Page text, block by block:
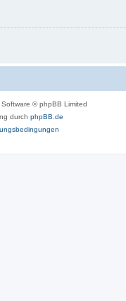
© phpBB Limited
durch phpBB.de